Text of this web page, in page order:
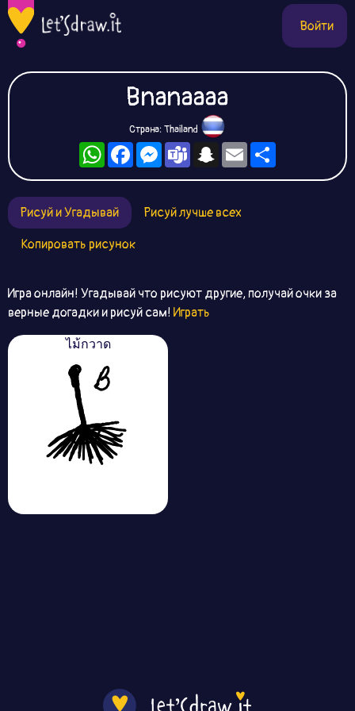
Войти
Bnanaaaa
Страна: Thailand
WhatsAppFacebookMessengerTeamsSnapchat
Email
Рисуй и Угадывай
Рисуй лучше всех
Копировать рисунок
Игра онлайн! Угадывай что рисуют другие, получай очки за
верные догадки и рисуй сам! Играть
ไม้กวาด